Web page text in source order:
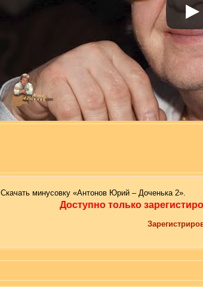
Скачать минусовку «Антонов Юрий – Доченька 2».
Доступно только